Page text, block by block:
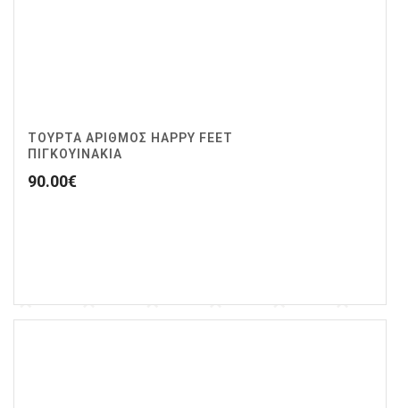
ΤΟΥΡΤΑ ΑΡΙΘΜΟΣ HAPPY FEET
ΠΙΓΚΟΥΙΝΑΚΙΑ
90.00€